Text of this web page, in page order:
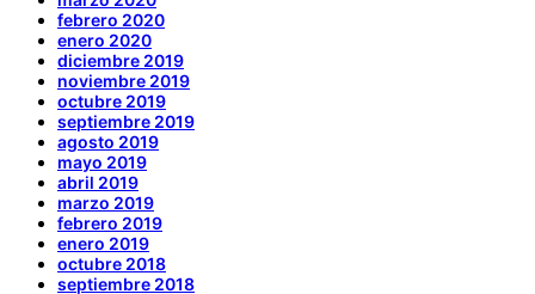
febrero 2020
enero 2020
diciembre 2019
noviembre 2019
octubre 2019
septiembre 2019
agosto 2019
mayo 2019
abril 2019
marzo 2019
febrero 2019
enero 2019
octubre 2018
septiembre 2018